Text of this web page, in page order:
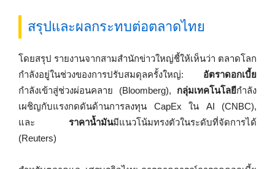
สรุปและผลกระทบต่อตลาดไทย
โดยสรุป รายงานจากสามสำนักข่าวใหญ่ชี้ให้เห็นว่า ตลาดโลก
กำลังอยู่ในช่วงของการปรับสมดุลครั้งใหญ่: อัตราดอกเบี้ย
กำลังเข้าสู่ช่วงผ่อนคลาย (Bloomberg), กลุ่มเทคโนโลยีกำลัง
เผชิญกับแรงกดดันด้านการลงทุน CapEx ใน AI (CNBC),
และ ราคาน้ำมันมีแนวโน้มทรงตัวในระดับที่จัดการได้
(Reuters)